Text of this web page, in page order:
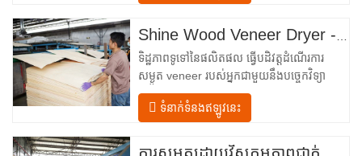
ការតម្រឹមច្បាស់លាស់ដែលដឹកនាំសន្លឹកឈើប្រណិត
នីមួយៗបញ្ឈរចូលទៅក្នុងបន្ទប់សម្ងួត។…
ទិដ្ឋភាពទូទៅនៃផលិតផល ធ្វើបដិវត្តដំណើរការ
សម្ងួត veneer របស់អ្នកជាមួយនឹងបច្ចេកវិទ្យា
កម្រិតខ្ពស់ Shenghuai The Shine
Roller ម៉ាស៊ីនសម្ងួត veneer តំណាងឱ្យរបក
រចនាឡើងសម្រាប់ក្រុមហ៊ុនផលិតក្តារបន្ទះ រោង
ទំនាក់ទំនងឥឡូវនេះ